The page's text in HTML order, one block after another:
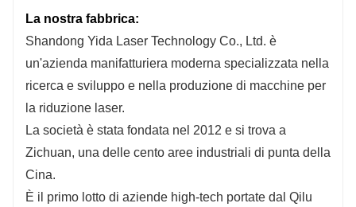
La nostra fabbrica:
Shandong Yida Laser Technology Co., Ltd. è
un'azienda manifatturiera moderna specializzata nella
ricerca e sviluppo e nella produzione di macchine per
la riduzione laser.
La società è stata fondata nel 2012 e si trova a
Zichuan, una delle cento aree industriali di punta della
Cina.
È il primo lotto di aziende high-tech portate dal Qilu